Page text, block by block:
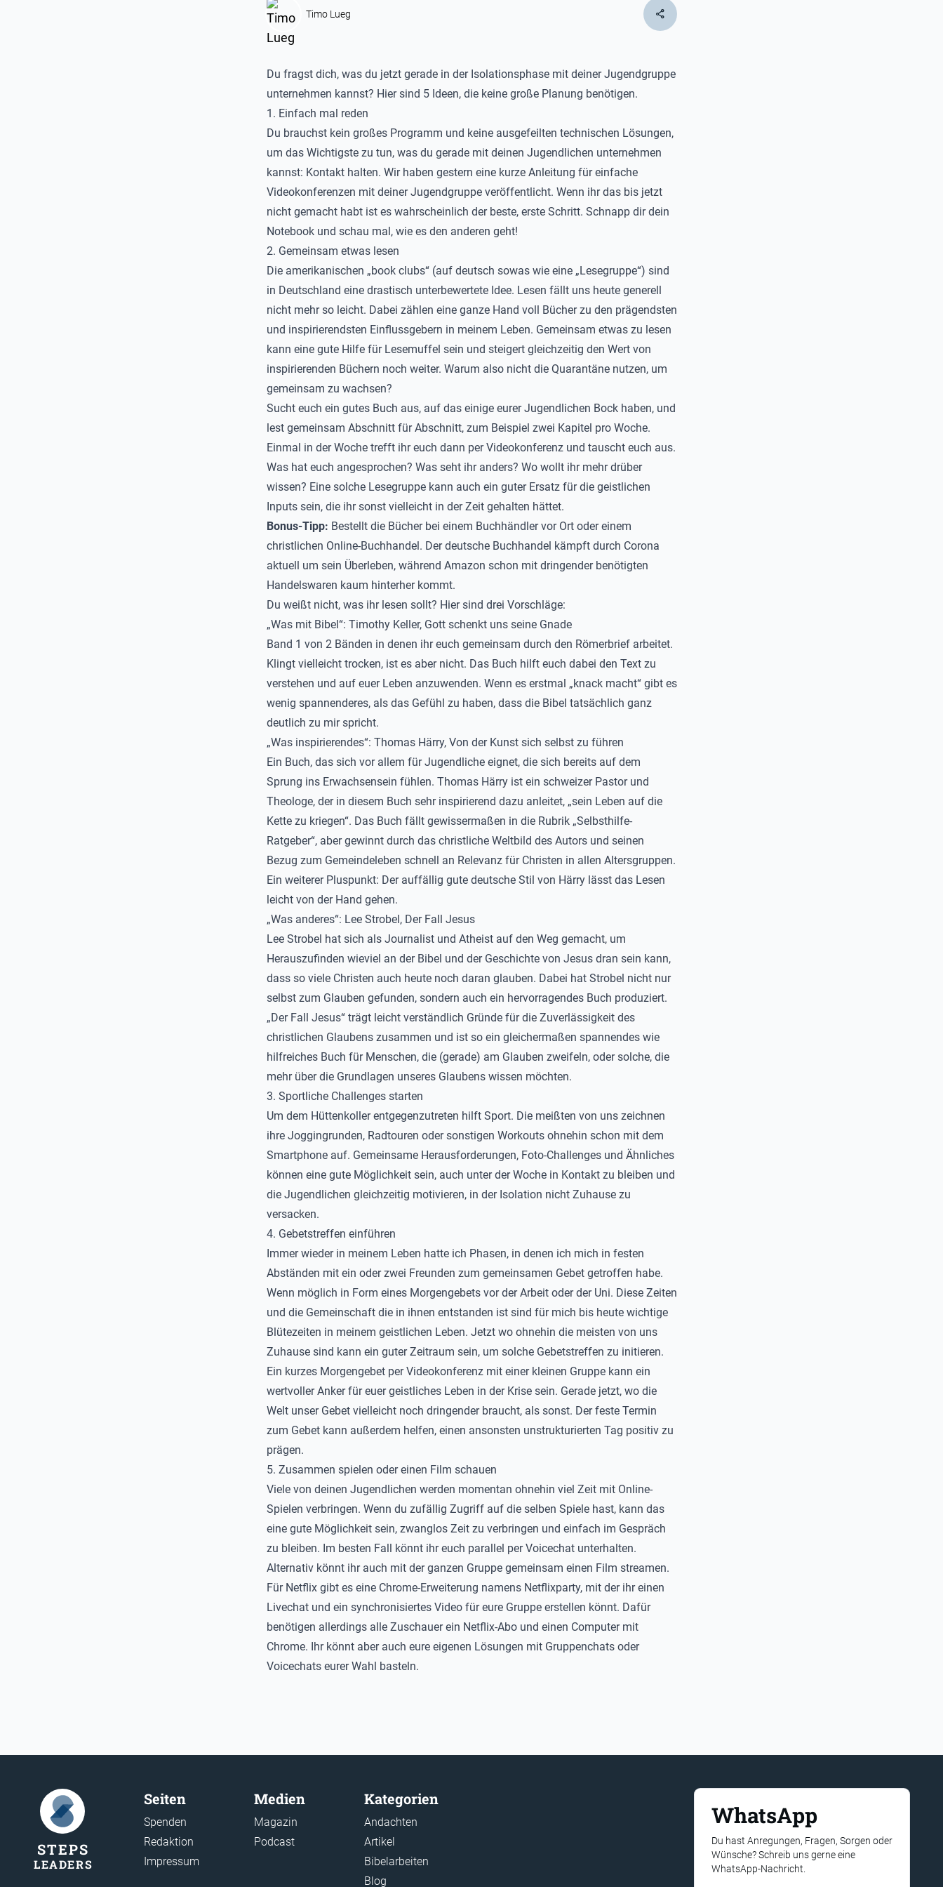
Timo Lueg share
Du fragst dich, was du jetzt gerade in der Isolationsphase mit deiner Jugendgruppe
unternehmen kannst? Hier sind 5 Ideen, die keine große Planung benötigen.
1. Einfach mal reden
Du brauchst kein großes Programm und keine ausgefeilten technischen Lösungen,
um das Wichtigste zu tun, was du gerade mit deinen Jugendlichen unternehmen
kannst: Kontakt halten. Wir haben gestern eine kurze Anleitung für einfache
Videokonferenzen mit deiner Jugendgruppe veröffentlicht. Wenn ihr das bis jetzt
nicht gemacht habt ist es wahrscheinlich der beste, erste Schritt. Schnapp dir dein
Notebook und schau mal, wie es den anderen geht!
2. Gemeinsam etwas lesen
Die amerikanischen „book clubs“ (auf deutsch sowas wie eine „Lesegruppe“) sind
in Deutschland eine drastisch unterbewertete Idee. Lesen fällt uns heute generell
nicht mehr so leicht. Dabei zählen eine ganze Hand voll Bücher zu den prägendsten
und inspirierendsten Einflussgebern in meinem Leben. Gemeinsam etwas zu lesen
kann eine gute Hilfe für Lesemuffel sein und steigert gleichzeitig den Wert von
inspirierenden Büchern noch weiter. Warum also nicht die Quarantäne nutzen, um
gemeinsam zu wachsen?
Sucht euch ein gutes Buch aus, auf das einige eurer Jugendlichen Bock haben, und
lest gemeinsam Abschnitt für Abschnitt, zum Beispiel zwei Kapitel pro Woche.
Einmal in der Woche trefft ihr euch dann per Videokonferenz und tauscht euch aus.
Was hat euch angesprochen? Was seht ihr anders? Wo wollt ihr mehr drüber
wissen? Eine solche Lesegruppe kann auch ein guter Ersatz für die geistlichen
Inputs sein, die ihr sonst vielleicht in der Zeit gehalten hättet.
Bonus-Tipp: Bestellt die Bücher bei einem Buchhändler vor Ort oder einem
christlichen Online-Buchhandel. Der deutsche Buchhandel kämpft durch Corona
aktuell um sein Überleben, während Amazon schon mit dringender benötigten
Handelswaren kaum hinterher kommt.
Du weißt nicht, was ihr lesen sollt? Hier sind drei Vorschläge:
„Was mit Bibel“: Timothy Keller, Gott schenkt uns seine Gnade
Band 1 von 2 Bänden in denen ihr euch gemeinsam durch den Römerbrief arbeitet.
Klingt vielleicht trocken, ist es aber nicht. Das Buch hilft euch dabei den Text zu
verstehen und auf euer Leben anzuwenden. Wenn es erstmal „knack macht“ gibt es
wenig spannenderes, als das Gefühl zu haben, dass die Bibel tatsächlich ganz
deutlich zu mir spricht.
„Was inspirierendes“: Thomas Härry, Von der Kunst sich selbst zu führen
Ein Buch, das sich vor allem für Jugendliche eignet, die sich bereits auf dem
Sprung ins Erwachsensein fühlen. Thomas Härry ist ein schweizer Pastor und
Theologe, der in diesem Buch sehr inspirierend dazu anleitet, „sein Leben auf die
Kette zu kriegen“. Das Buch fällt gewissermaßen in die Rubrik „Selbsthilfe-
Ratgeber“, aber gewinnt durch das christliche Weltbild des Autors und seinen
Bezug zum Gemeindeleben schnell an Relevanz für Christen in allen Altersgruppen.
Ein weiterer Pluspunkt: Der auffällig gute deutsche Stil von Härry lässt das Lesen
leicht von der Hand gehen.
„Was anderes“: Lee Strobel, Der Fall Jesus
Lee Strobel hat sich als Journalist und Atheist auf den Weg gemacht, um
Herauszufinden wieviel an der Bibel und der Geschichte von Jesus dran sein kann,
dass so viele Christen auch heute noch daran glauben. Dabei hat Strobel nicht nur
selbst zum Glauben gefunden, sondern auch ein hervorragendes Buch produziert.
„Der Fall Jesus“ trägt leicht verständlich Gründe für die Zuverlässigkeit des
christlichen Glaubens zusammen und ist so ein gleichermaßen spannendes wie
hilfreiches Buch für Menschen, die (gerade) am Glauben zweifeln, oder solche, die
mehr über die Grundlagen unseres Glaubens wissen möchten.
3. Sportliche Challenges starten
Um dem Hüttenkoller entgegenzutreten hilft Sport. Die meißten von uns zeichnen
ihre Joggingrunden, Radtouren oder sonstigen Workouts ohnehin schon mit dem
Smartphone auf. Gemeinsame Herausforderungen, Foto-Challenges und Ähnliches
können eine gute Möglichkeit sein, auch unter der Woche in Kontakt zu bleiben und
die Jugendlichen gleichzeitig motivieren, in der Isolation nicht Zuhause zu
versacken.
4. Gebetstreffen einführen
Immer wieder in meinem Leben hatte ich Phasen, in denen ich mich in festen
Abständen mit ein oder zwei Freunden zum gemeinsamen Gebet getroffen habe.
Wenn möglich in Form eines Morgengebets vor der Arbeit oder der Uni. Diese Zeiten
und die Gemeinschaft die in ihnen entstanden ist sind für mich bis heute wichtige
Blütezeiten in meinem geistlichen Leben. Jetzt wo ohnehin die meisten von uns
Zuhause sind kann ein guter Zeitraum sein, um solche Gebetstreffen zu initieren.
Ein kurzes Morgengebet per Videokonferenz mit einer kleinen Gruppe kann ein
wertvoller Anker für euer geistliches Leben in der Krise sein. Gerade jetzt, wo die
Welt unser Gebet vielleicht noch dringender braucht, als sonst. Der feste Termin
zum Gebet kann außerdem helfen, einen ansonsten unstrukturierten Tag positiv zu
prägen.
5. Zusammen spielen oder einen Film schauen
Viele von deinen Jugendlichen werden momentan ohnehin viel Zeit mit Online-
Spielen verbringen. Wenn du zufällig Zugriff auf die selben Spiele hast, kann das
eine gute Möglichkeit sein, zwanglos Zeit zu verbringen und einfach im Gespräch
zu bleiben. Im besten Fall könnt ihr euch parallel per Voicechat unterhalten.
Alternativ könnt ihr auch mit der ganzen Gruppe gemeinsam einen Film streamen.
Für Netflix gibt es eine Chrome-Erweiterung namens Netflixparty, mit der ihr einen
Livechat und ein synchronisiertes Video für eure Gruppe erstellen könnt. Dafür
benötigen allerdings alle Zuschauer ein Netflix-Abo und einen Computer mit
Chrome. Ihr könnt aber auch eure eigenen Lösungen mit Gruppenchats oder
Voicechats eurer Wahl basteln.
STEPS
LEADERS
Seiten
Spenden
Redaktion
Impressum
Medien
Magazin
Podcast
Kategorien
Andachten
Artikel
Bibelarbeiten
Blog
WhatsApp
Du hast Anregungen, Fragen, Sorgen oder
Wünsche? Schreib uns gerne eine
WhatsApp-Nachricht.